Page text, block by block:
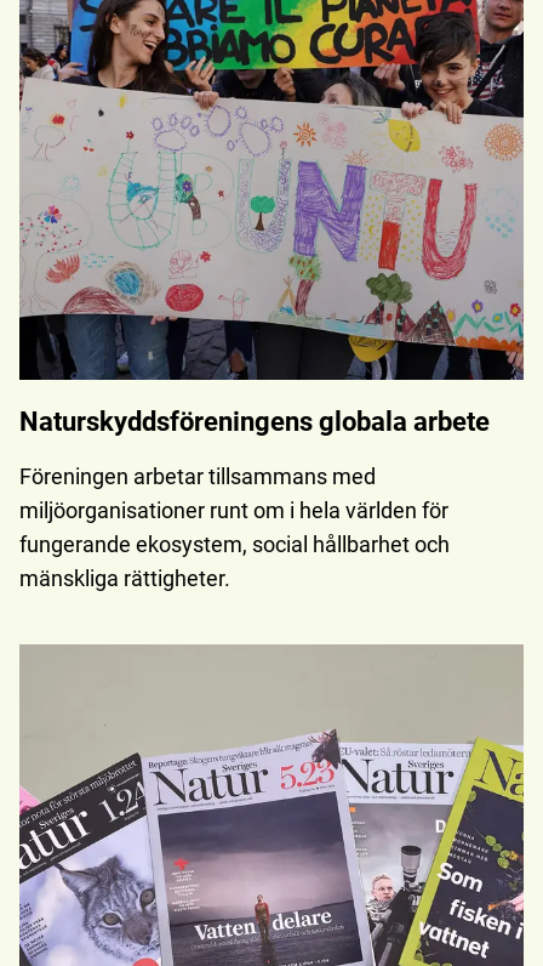
Naturskydds­föreningens globala arbete
Föreningen arbetar tillsammans med
miljöorganisationer runt om i hela världen för
fungerande ekosystem, social hållbarhet och
mänskliga rättigheter.